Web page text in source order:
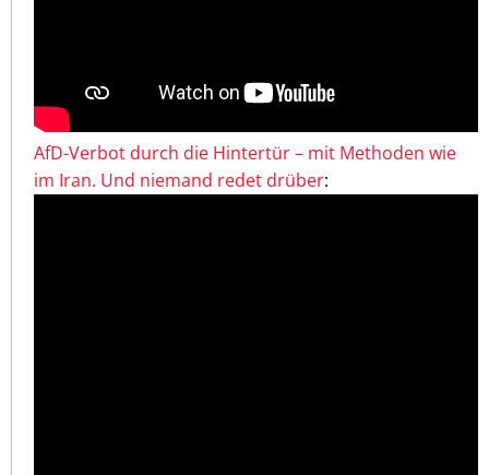
AfD-Verbot durch die Hintertür – mit Methoden wie
im Iran. Und niemand redet drüber: